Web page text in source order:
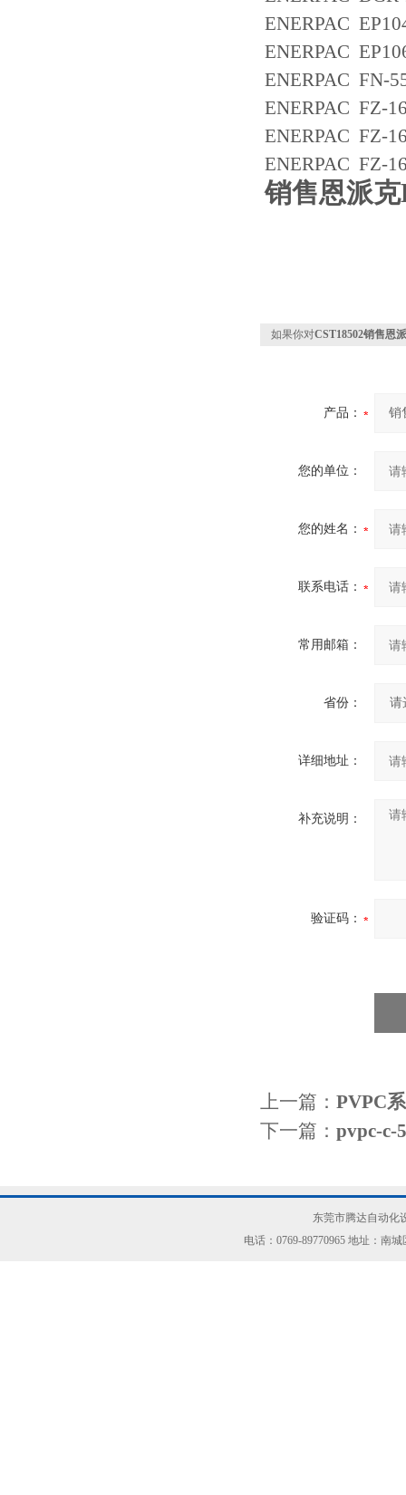
ENERPAC
ENERPAC
ENERPAC FN-
ENERPAC FZ-
ENERPAC FZ-
ENERPAC FZ-
销售恩派
如果你对CST18502销售恩
产品：
您的单位：
您的姓名：
联系电话：
常用邮箱：
省份：
详细地址：
补充说明：
验证码：
上一篇： PVPC
下一篇： pvpc-c-
东莞市腾达自动化
电话：0769-89770965 地址：南